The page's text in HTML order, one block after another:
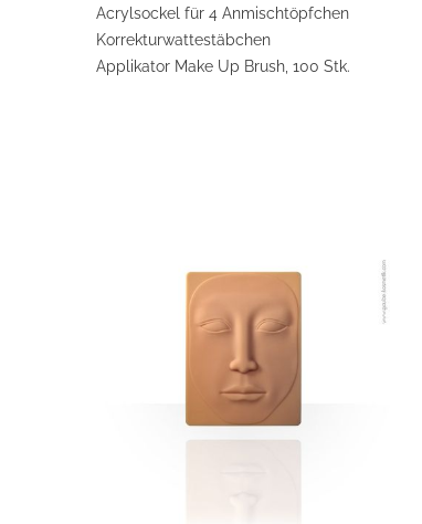
Acrylsockel für 4 Anmischtöpfchen
Korrekturwattestäbchen
Applikator Make Up Brush, 100 Stk.